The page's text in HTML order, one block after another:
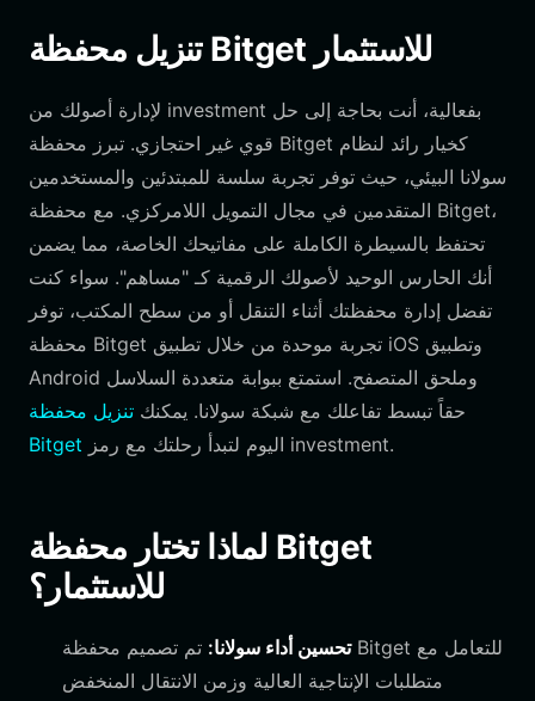
تنزيل محفظة Bitget للاستثمار
investment
قوي غير احتجازي. تبرز محفظة Bitget كخيار رائد لنظام
سولانا البيئي، حيث توفر تجربة سلسة للمبتدئين والمستخدمين
المتقدمين في مجال التمويل اللامركزي. مع محفظة Bitget،
تحتفظ بالسيطرة الكاملة على مفاتيحك الخاصة، مما يضمن
أنك الحارس الوحيد لأصولك الرقمية كـ "مساهم". سواء كنت
تفضل إدارة محفظتك أثناء التنقل أو من سطح المكتب، توفر
محفظة Bitget تجربة موحدة من خلال تطبيق iOS وتطبيق
Android وملحق المتصفح. استمتع ببوابة متعددة السلاسل
حقاً تبسط تفاعلك مع شبكة سولانا. يمكنك تنزيل محفظة
Bitget
investment.
لماذا تختار محفظة Bitget
للاستثمار؟
تحسين أداء سولانا: تم تصميم محفظة Bitget للتعامل مع
متطلبات الإنتاجية العالية وزمن الانتقال المنخفض